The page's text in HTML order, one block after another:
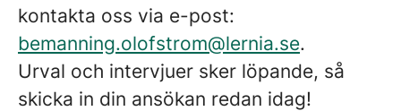
kontakta oss via e-post:
bemanning.olofstrom@lernia.se.
Urval och intervjuer sker löpande, så
skicka in din ansökan redan idag!